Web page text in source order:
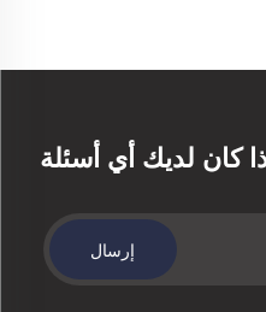
كان لديك أي أسئلة
إرسال